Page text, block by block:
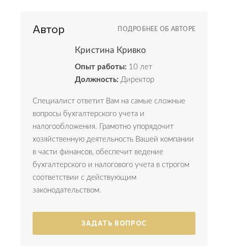
Автор ПОДРОБНЕЕ ОБ АВТОРЕ
Кристина Кривко
Опыт работы: 10 лет
Должность: Директор
Специалист ответит Вам на самые сложные
вопросы бухгалтерского учета и
налогообложения. Грамотно упорядочит
хозяйственную деятельность Вашей компании
в части финансов, обеспечит ведение
бухгалтерского и налогового учета в строгом
соответствии с действующим
законодательством.
ЗАДАТЬ ВОПРОС